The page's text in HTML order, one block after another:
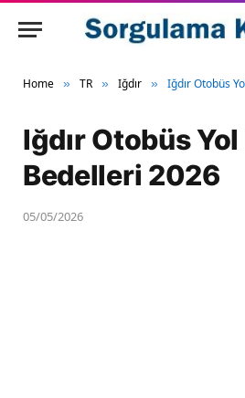
Home » TR » Iğdır » Iğdır Otobüs
Iğdır Otobüs
Bedelleri 2026
05/05/2026